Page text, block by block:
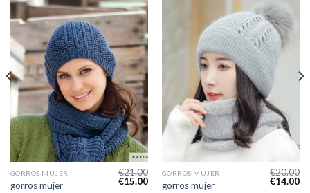
GORROS MUJER
gorros mujer
€21.00
€15.00
GORROS MUJER
gorros mujer
€20.00
€14.00